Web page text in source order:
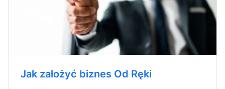
Jak założyć biznes Od Ręki